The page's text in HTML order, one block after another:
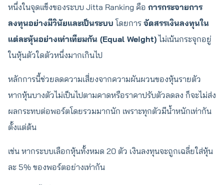
หนึ่งในจุดแข็งของระบบ Jitta Ranking คือ การกระจายการ
ลงทุนอย่างมีวินัยและเป็นระบบ โดยการ จัดสรรเงินลงทุนใน
แต่ละหุ้นอย่างเท่าเทียมกัน (Equal Weight)ไม่เน้นกระจุกอยู่
ในหุ้นตัวใดตัวหนึ่งมากเกินไป
หลักการนี้ช่วยลดความเสี่ยงจากความผันผวนของหุ้นรายตัว
หากหุ้นบางตัวไม่เป็นไปตามคาดหรือราคาปรับตัวลดลง ก็จะไม่ส่ง
ผลกระทบต่อพอร์ตโดยรวมมากนัก เพราะทุกตัวมีน้ำหนักเท่ากัน
ตั้งแต่ต้น
เช่น หากระบบเลือกหุ้นทั้งหมด 20 ตัว เงินลงทุนจะถูกเฉลี่ยใส่หุ้น
ละ 5% ของพอร์ตอย่างเท่ากัน